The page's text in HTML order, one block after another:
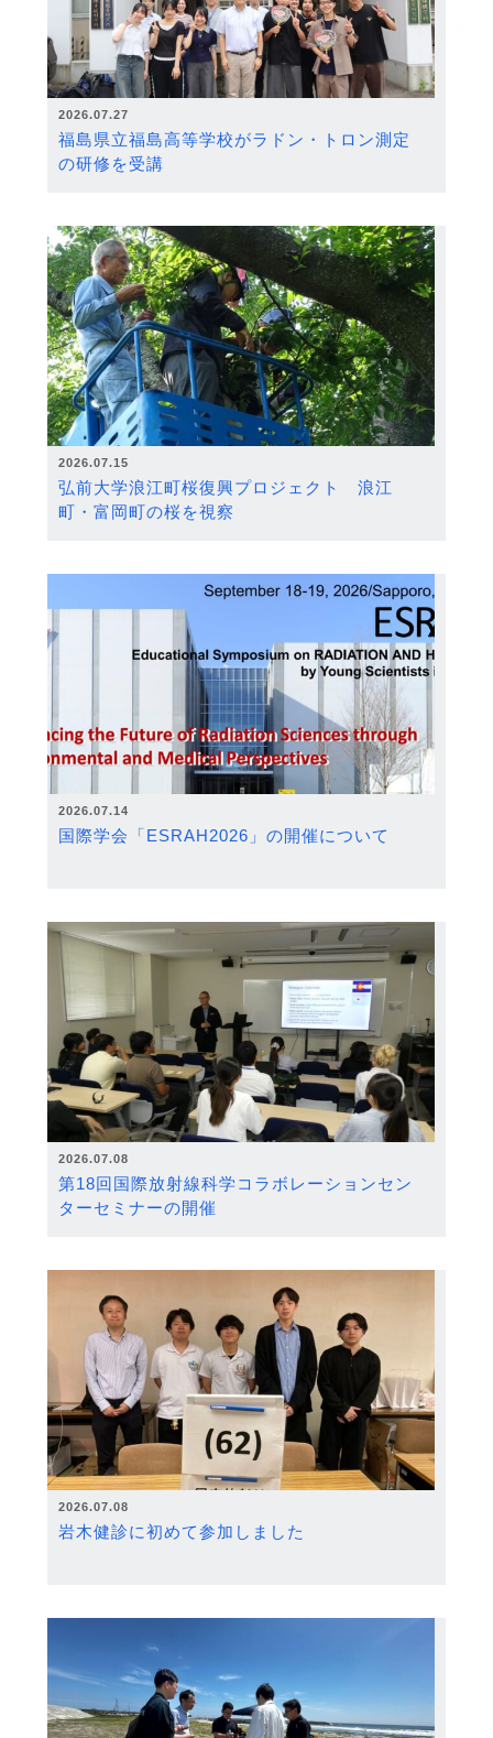
2026.07.27
福島県立福島高等学校がラドン・トロン測定
の研修を受講
2026.07.15
弘前大学浪江町桜復興プロジェクト 浪江
町・富岡町の桜を視察
2026.07.14
国際学会「ESRAH2026」の開催について
2026.07.08
第18回国際放射線科学コラボレーションセン
ターセミナーの開催
2026.07.08
岩木健診に初めて参加しました